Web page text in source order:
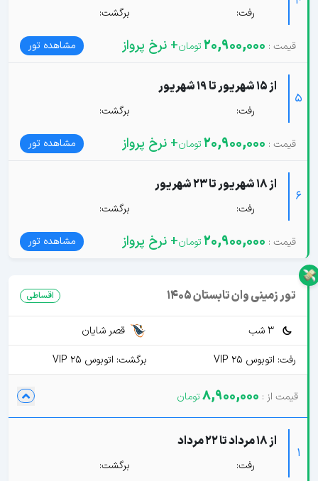
رفت: برگشت:
20,900,000 + نرخ پرواز مشاهده تور
5
از 15 شهریور تا 19 شهریور
رفت: برگشت:
20,900,000 + نرخ پرواز مشاهده تور
6
از 18 شهریور تا 23 شهریور
رفت: برگشت:
20,900,000 + نرخ پرواز مشاهده تور
تور زمینی وان تابستان 1405 اقساطی
3 شب
قصر شایان
رفت: اتوبوس VIP 25
برگشت: اتوبوس VIP 25
8,900,000
1
از 18 مرداد تا 22 مرداد
رفت: برگشت: